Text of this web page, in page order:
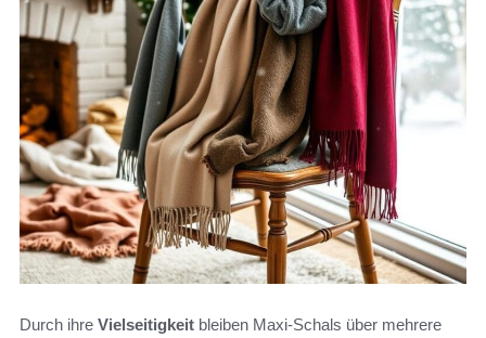
Durch ihre Vielseitigkeit bleiben Maxi-Schals über mehrere